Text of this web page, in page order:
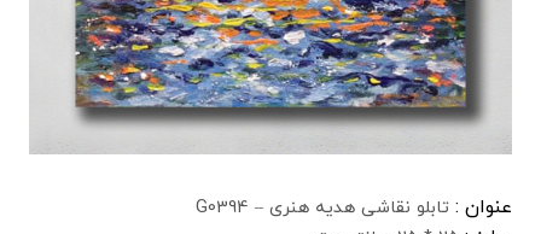
عنوان : تابلو نقاشی هدیه هنری – G0394